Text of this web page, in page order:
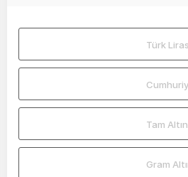
Türk
Tam Altın
Gram